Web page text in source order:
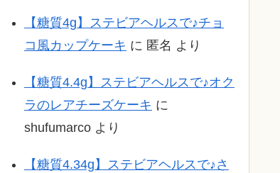
【糖質4g】ステビアヘルスで♪チョ
コ風カップケーキ に 匿名 より
【糖質4.4g】ステビアヘルスで♪オク
ラのレアチーズケーキ に
shufumarco より
【糖質4.34g】ステビアヘルスで♪さ